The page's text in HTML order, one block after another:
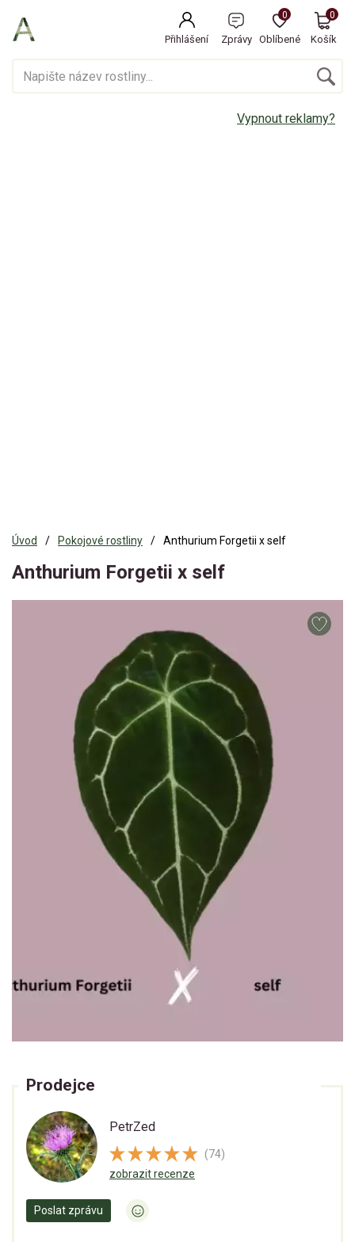
Přihlášení Zprávy Oblíbené
0
Košík
0
Vypnout reklamy?
Úvod Pokojové rostliny Anthurium Forgetii x self
Anthurium Forgetii x self
Prodejce
PetrZed
(74)
zobrazit recenze
Poslat zprávu